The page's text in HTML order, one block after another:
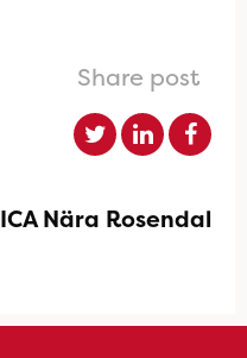
Share post
ICA Nära Rosendal